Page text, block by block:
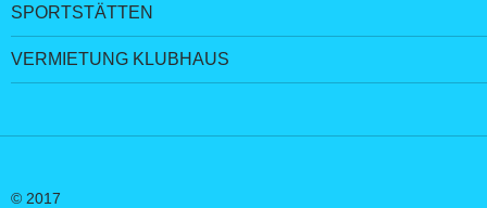
SPORTSTÄTTEN
VERMIETUNG KLUBHAUS
© 2017